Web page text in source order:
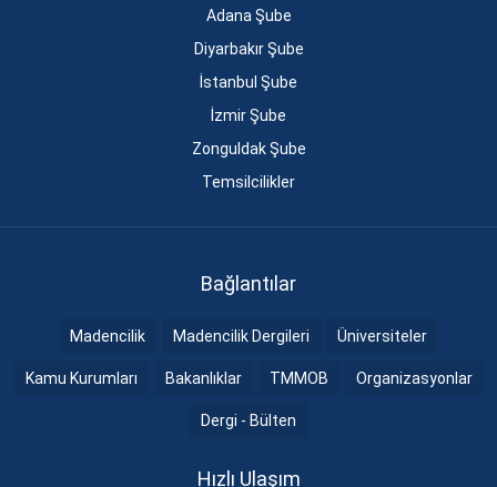
Adana Şube
Diyarbakır Şube
İstanbul Şube
İzmir Şube
Zonguldak Şube
Temsilcilikler
Bağlantılar
Madencilik Madencilik Dergileri Üniversiteler
Kamu Kurumları Bakanlıklar TMMOB Organizasyonlar
Dergi - Bülten
Hızlı Ulaşım